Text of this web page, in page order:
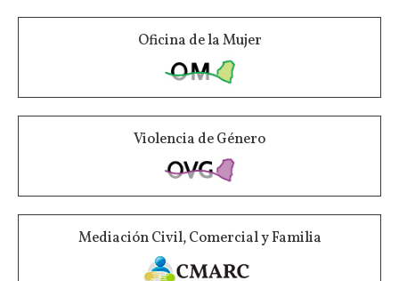
Oficina de la Mujer
Violencia de Género
Mediación Civil, Comercial y Familia